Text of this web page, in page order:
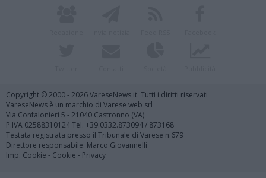
Copyright © 2000 - 2026 VareseNews.it. Tutti i diritti riservati
VareseNews è un marchio di Varese web srl
Via Confalonieri 5 - 21040 Castronno (VA)
P.IVA 02588310124 Tel. +39.0332.873094 / 873168
Testata registrata presso il Tribunale di Varese n.679
Direttore responsabile: Marco Giovannelli
Imp. Cookie - Cookie - Privacy